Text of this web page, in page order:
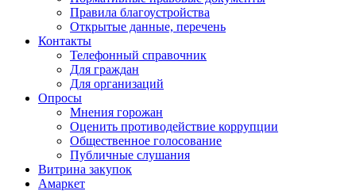
Правила благоустройства
Открытые данные, перечень
Контакты
Телефонный справочник
Для граждан
Для организаций
Опросы
Мнения горожан
Оценить противодействие коррупции
Общественное голосование
Публичные слушания
Витрина закупок
Амаркет